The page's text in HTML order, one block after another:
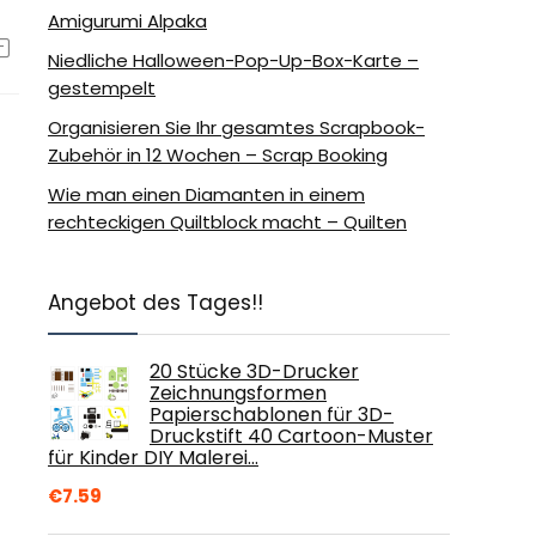
Amigurumi Alpaka
Niedliche Halloween-Pop-Up-Box-Karte –
gestempelt
Organisieren Sie Ihr gesamtes Scrapbook-
Zubehör in 12 Wochen – Scrap Booking
Wie man einen Diamanten in einem
rechteckigen Quiltblock macht – Quilten
Angebot des Tages!!
20 Stücke 3D-Drucker
Zeichnungsformen
Papierschablonen für 3D-
Druckstift 40 Cartoon-Muster
für Kinder DIY Malerei…
€7.59